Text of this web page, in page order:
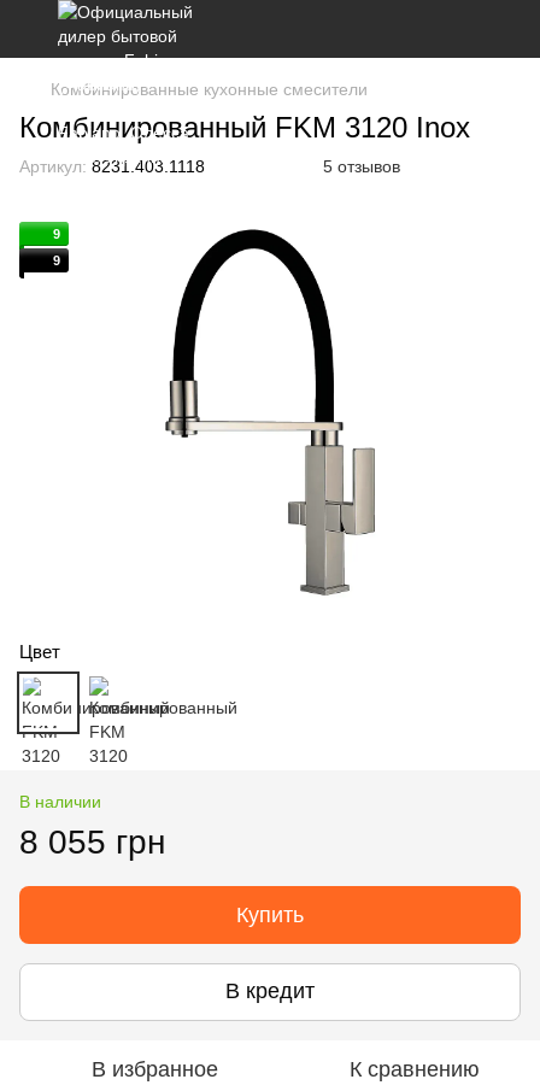
Комбинированные кухонные смесители
Комбинированный FKM 3120 Inox
Артикул: 8231.403.1118 5 отзывов
9
9
Цвет
В наличии
8 055 грн
Купить
В кредит
В избранное К сравнению